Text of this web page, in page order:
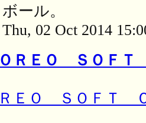
ボール。
Thu, 02 Oct 2014
ＯＲＥＯ ＳＯＦＴ